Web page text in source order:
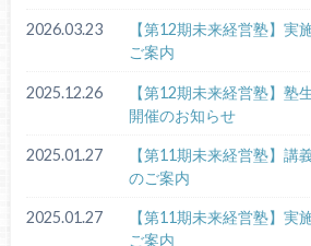
2026.03.23
【第12期未来経営塾】実
ご案内
2025.12.26
【第12期未来経営塾】塾
開催のお知らせ
2025.01.27
【第11期未来経営塾】講
のご案内
2025.01.27
【第11期未来経営塾】実
ご案内